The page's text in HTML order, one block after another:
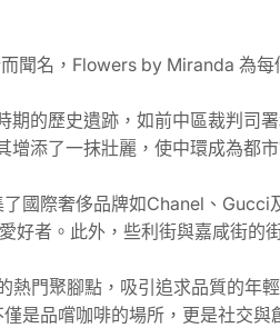
聞名，Flowers by Miranda 為
的歷史遺跡，如前中區裁判司
添了一抹壯麗，使中環成為都
國際奢侈品牌如Chanel、
好者。此外，些利街與嘉咸街的
門聚腳點，吸引追求品質的年
是品嚐咖啡的場所，更是社交與